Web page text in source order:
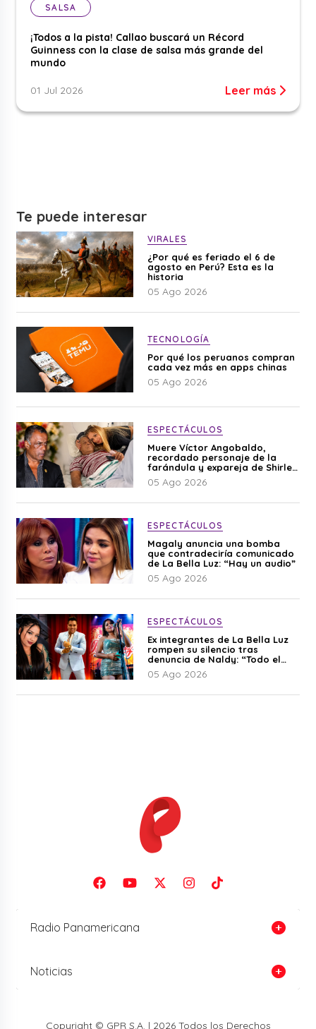
SALSA
¡Todos a la pista! Callao buscará un Récord
Guinness con la clase de salsa más grande del
mundo
01 Jul 2026 Leer más
Te puede interesar
VIRALES
¿Por qué es feriado el 6 de
agosto en Perú? Esta es la
historia
05 Ago 2026
TECNOLOGÍA
Por qué los peruanos compran
cada vez más en apps chinas
05 Ago 2026
ESPECTÁCULOS
Muere Víctor Angobaldo,
recordado personaje de la
farándula y expareja de Shirley
Cherres
05 Ago 2026
ESPECTÁCULOS
Magaly anuncia una bomba
que contradeciría comunicado
de La Bella Luz: “Hay un audio”
05 Ago 2026
ESPECTÁCULOS
Ex integrantes de La Bella Luz
rompen su silencio tras
denuncia de Naldy: “Todo el
mundo lo sabía”
05 Ago 2026
Radio Panamericana
Noticias
Copyright © GPR S.A. | 2026 Todos los Derechos